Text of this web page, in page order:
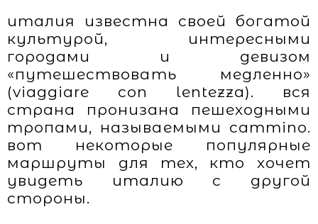
италия известна своей богатой
культурой, интересными
городами и девизом
«путешествовать медленно»
(viaggiare con lentezza). вся
страна пронизана пешеходными
тропами, называемыми cammino.
вот некоторые популярные
маршруты для тех, кто хочет
увидеть италию с другой
стороны.